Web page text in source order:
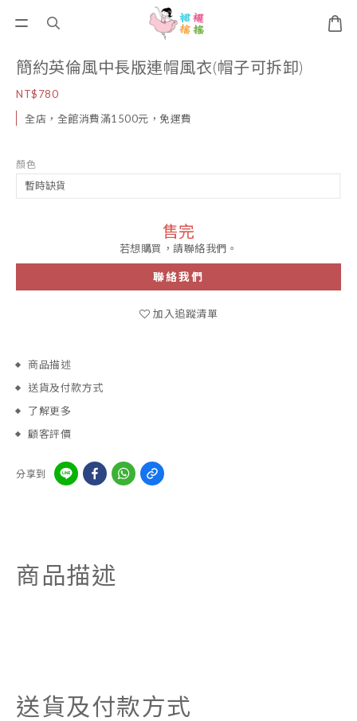
簡約英倫風中長版連帽風衣(帽子可拆卸)
NT$780
全店，全館消費滿1500元，免運費
顏色
售完
若想購買，請聯絡我們。
聯絡我們
加入追蹤清單
商品描述
送貨及付款方式
了解更多
顧客評價
分享到
商品描述
送貨及付款方式